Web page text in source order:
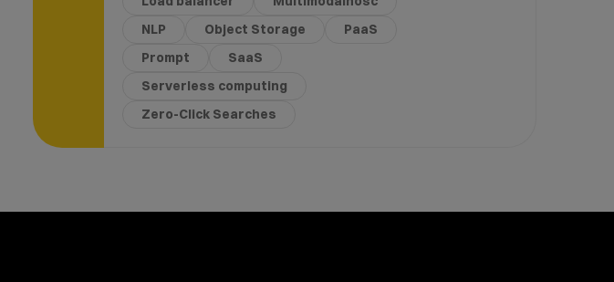
NLP
Object Storage
PaaS
Prompt
SaaS
Serverless computing
Zero-Click Searches